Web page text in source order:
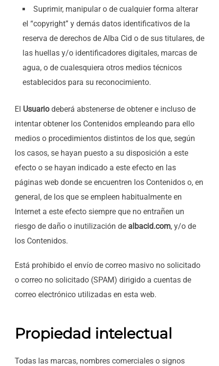
Suprimir, manipular o de cualquier forma alterar
el “copyright” y demás datos identificativos de la
reserva de derechos de Alba Cid o de sus titulares, de
las huellas y/o identificadores digitales, marcas de
agua, o de cualesquiera otros medios técnicos
establecidos para su reconocimiento.
El Usuario deberá abstenerse de obtener e incluso de
intentar obtener los Contenidos empleando para ello
medios o procedimientos distintos de los que, según
los casos, se hayan puesto a su disposición a este
efecto o se hayan indicado a este efecto en las
páginas web donde se encuentren los Contenidos o, en
general, de los que se empleen habitualmente en
Internet a este efecto siempre que no entrañen un
riesgo de daño o inutilización de albacid.com, y/o de
los Contenidos.
Está prohibido el envío de correo masivo no solicitado
o correo no solicitado (SPAM) dirigido a cuentas de
correo electrónico utilizadas en esta web.
Propiedad intelectual
Todas las marcas, nombres comerciales o signos